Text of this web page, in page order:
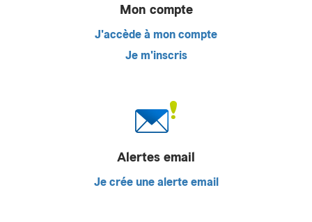
Mon compte
J'accède à mon compte
Je m'inscris
Alertes email
Je crée une alerte email